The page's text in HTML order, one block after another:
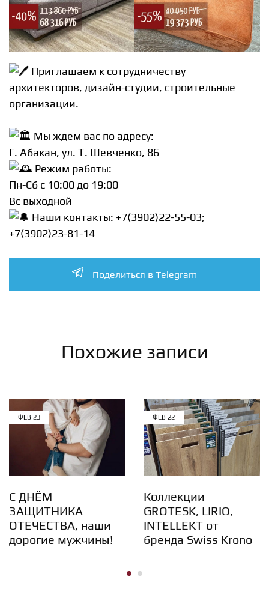
Приглашаем к сотрудничеству
архитекторов, дизайн-студии, строительные
организации.
Мы ждем вас по адресу:
Г. Абакан, ул. Т. Шевченко, 86
Режим работы:
Пн-Сб c 10:00 до 19:00
Вс выходной
Наши контакты: +7(3902)22-55-03;
+7(3902)23-81-14
Поделиться в Telegram
Похожие записи
ФЕВ 23
С ДНЁМ
ЗАЩИТНИКА
ОТЕЧЕСТВА, наши
дорогие мужчины!
ФЕВ 22
Коллекции
GROTESK, LIRIO,
INTELLEKT от
бренда Swiss Krono